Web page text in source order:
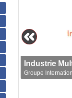
Groupe